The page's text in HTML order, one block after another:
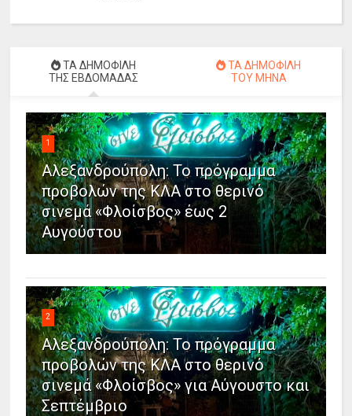
ΤΑ ΔΗΜΟΦΙΛΗ
ΤΗΣ ΕΒΔΟΜΑΔΑΣ
ΤΑ ΔΗΜΟΦΙΛΗ
ΤΟΥ ΜΗΝΑ
1
Αλεξανδρούπολη: Το πρόγραμμα
προβολών της ΚΛΑ στο θερινό
σινεμά «Φλοίσβος» έως 2
Αυγούστου
2
Αλεξανδρούπολη: Το πρόγραμμα
προβολών της ΚΛΑ στο θερινό
σινεμά «Φλοίσβος» για Αύγουστο και
Σεπτέμβριο